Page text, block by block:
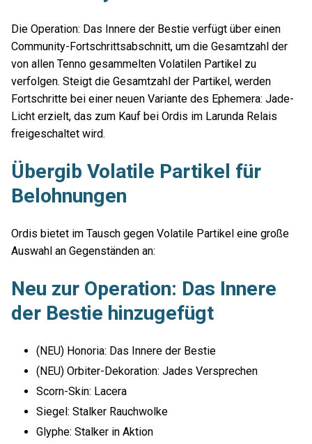
Die Operation: Das Innere der Bestie verfügt über einen
Community-Fortschrittsabschnitt, um die Gesamtzahl der
von allen Tenno gesammelten Volatilen Partikel zu
verfolgen. Steigt die Gesamtzahl der Partikel, werden
Fortschritte bei einer neuen Variante des Ephemera: Jade-
Licht erzielt, das zum Kauf bei Ordis im Larunda Relais
freigeschaltet wird.
Übergib Volatile Partikel für
Belohnungen
Ordis bietet im Tausch gegen Volatile Partikel eine große
Auswahl an Gegenständen an:
Neu zur Operation: Das Innere
der Bestie hinzugefügt
(NEU) Honoria: Das Innere der Bestie
(NEU) Orbiter-Dekoration: Jades Versprechen
Scorn-Skin: Lacera
Siegel: Stalker Rauchwolke
Glyphe: Stalker in Aktion